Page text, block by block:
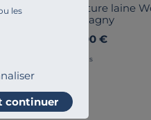
les
continuer
Couverture laine
Champagny
89,00 €
Français